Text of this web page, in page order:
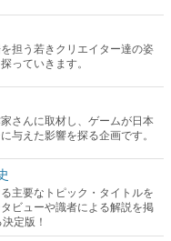
担う若きクリエイター達の姿
っていきます。
さんに取材し、ゲームが日本
与えた影響を探る企画です。
主要なトピック・タイトルを
ビューや識者による解説を掲
定版！